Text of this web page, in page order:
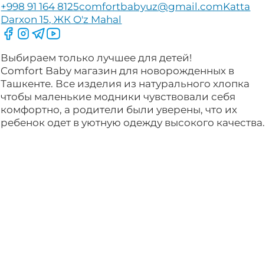
+998 91 164 8125comfortbabyuz@gmail.comKatta
Darxon 15, ЖК O'z Mahal
Следите за нами на Facebook
Следите за нами в Instagram
Следите за нами в Telegram
Следите за нами в YouTube
Выбираем только лучшее для детей!
Comfort Baby магазин для новорожденных в
Ташкенте. Все изделия из натурального хлопка
чтобы маленькие модники чувствовали себя
комфортно, а родители были уверены, что их
ребенок одет в уютную одежду высокого качества.